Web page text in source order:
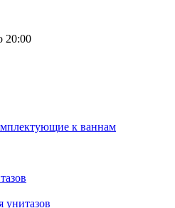
20:00
к ваннам
унитазов